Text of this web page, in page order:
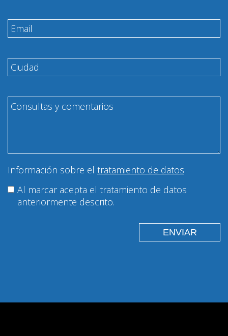
Información sobre el tratamiento de datos
Al marcar acepta el tratamiento de datos
anteriormente descrito.